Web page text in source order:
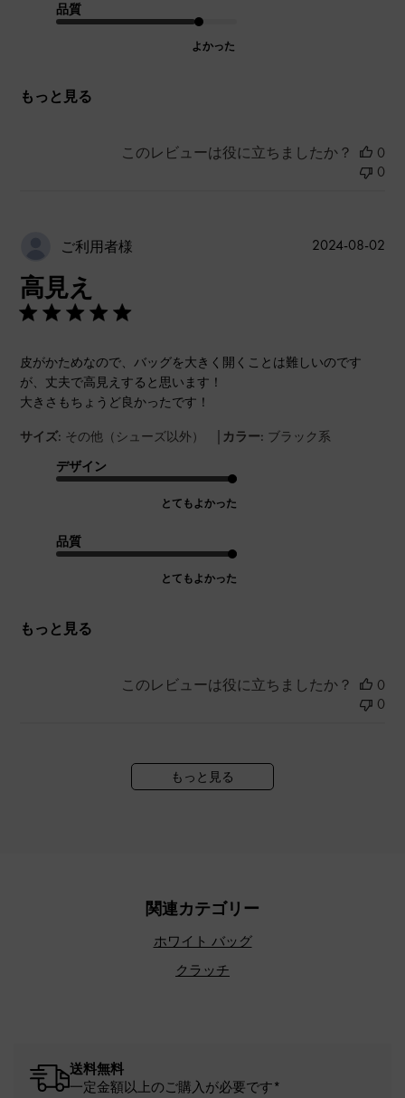
品質
よかった
もっと見る
このレビューは役に立ちましたか？
0
0
ご利用者様
高見え
皮がかためなので、バッグを大きく開くことは難しいのです
が、丈夫で高見えすると思います！
大きさもちょうど良かったです！
サイズ: その他（シューズ以外） | カラー: ブラック系
デザイン
とてもよかった
品質
とてもよかった
もっと見る
公
2024-08-02
このレビューは役に立ちましたか？
0
0
もっと見る
関連カテゴリー
ホワイト バッグ
クラッチ
送料無料
一定金額以上のご購入が必要です*